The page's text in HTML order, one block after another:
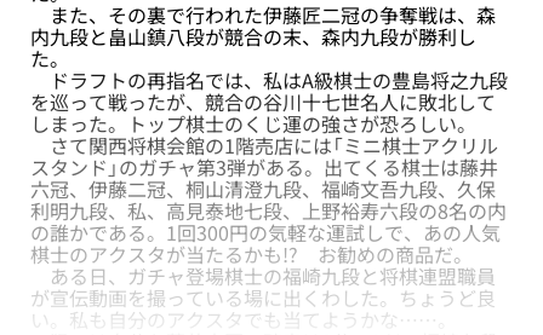
また、その裏で行われた伊藤匠二冠の争奪戦は、森
内九段と畠山鎮八段が競合の末、森内九段が勝利し
た。
ドラフトの再指名では、私はA級棋士の豊島将之九段
を巡って戦ったが、競合の谷川十七世名人に敗北して
しまった。トップ棋士のくじ運の強さが恐ろしい。
さて関西将棋会館の1階売店には「ミニ棋士アクリル
スタンド」のガチャ第3弾がある。出てくる棋士は藤井
六冠、伊藤二冠、桐山清澄九段、福崎文吾九段、久保
利明九段、私、高見泰地七段、上野裕寿六段の8名の内
の誰かである。1回300円の気軽な運試しで、あの人気
棋士のアクスタが当たるかも!? お勧めの商品だ。
ある日、ガチャ登場棋士の福崎九段と将棋連盟職員
が宣伝動画を撮っている場に出くわした。ちょうど良
い。私も自分のアクスタでも当てようかな……。